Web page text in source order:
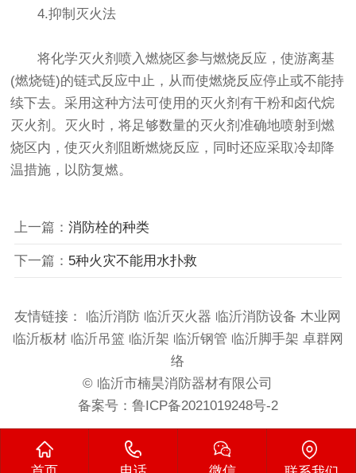
4.抑制灭火法
将化学灭火剂喷入燃烧区参与燃烧反应，使游离基
(燃烧链)的链式反应中止，从而使燃烧反应停止或不能持
续下去。采用这种方法可使用的灭火剂有干粉和卤代烷
灭火剂。灭火时，将足够数量的灭火剂准确地喷射到燃
烧区内，使灭火剂阻断燃烧反应，同时还应采取冷却降
温措施，以防复燃。
上一篇： 消防栓的种类
下一篇： 5种火灾不能用水扑救
友情链接： 临沂消防 临沂灭火器 临沂消防设备木业网
临沂板材 临沂吊篮 临沂架 临沂钢管 临沂脚手架 卓群网
络
© 临沂市楠昊消防器材有限公司
备案号： 鲁ICP备2021019248号-2